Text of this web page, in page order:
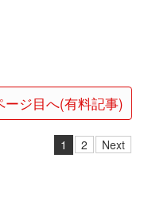
ージ目へ(有料記事)
1 2 Next